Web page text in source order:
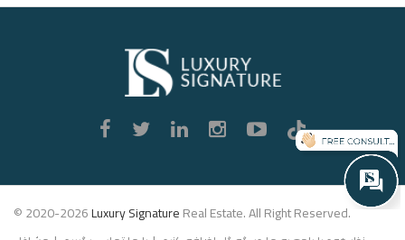
© 2020-2026Luxury SignatureReal Estate. All Right Reserved.